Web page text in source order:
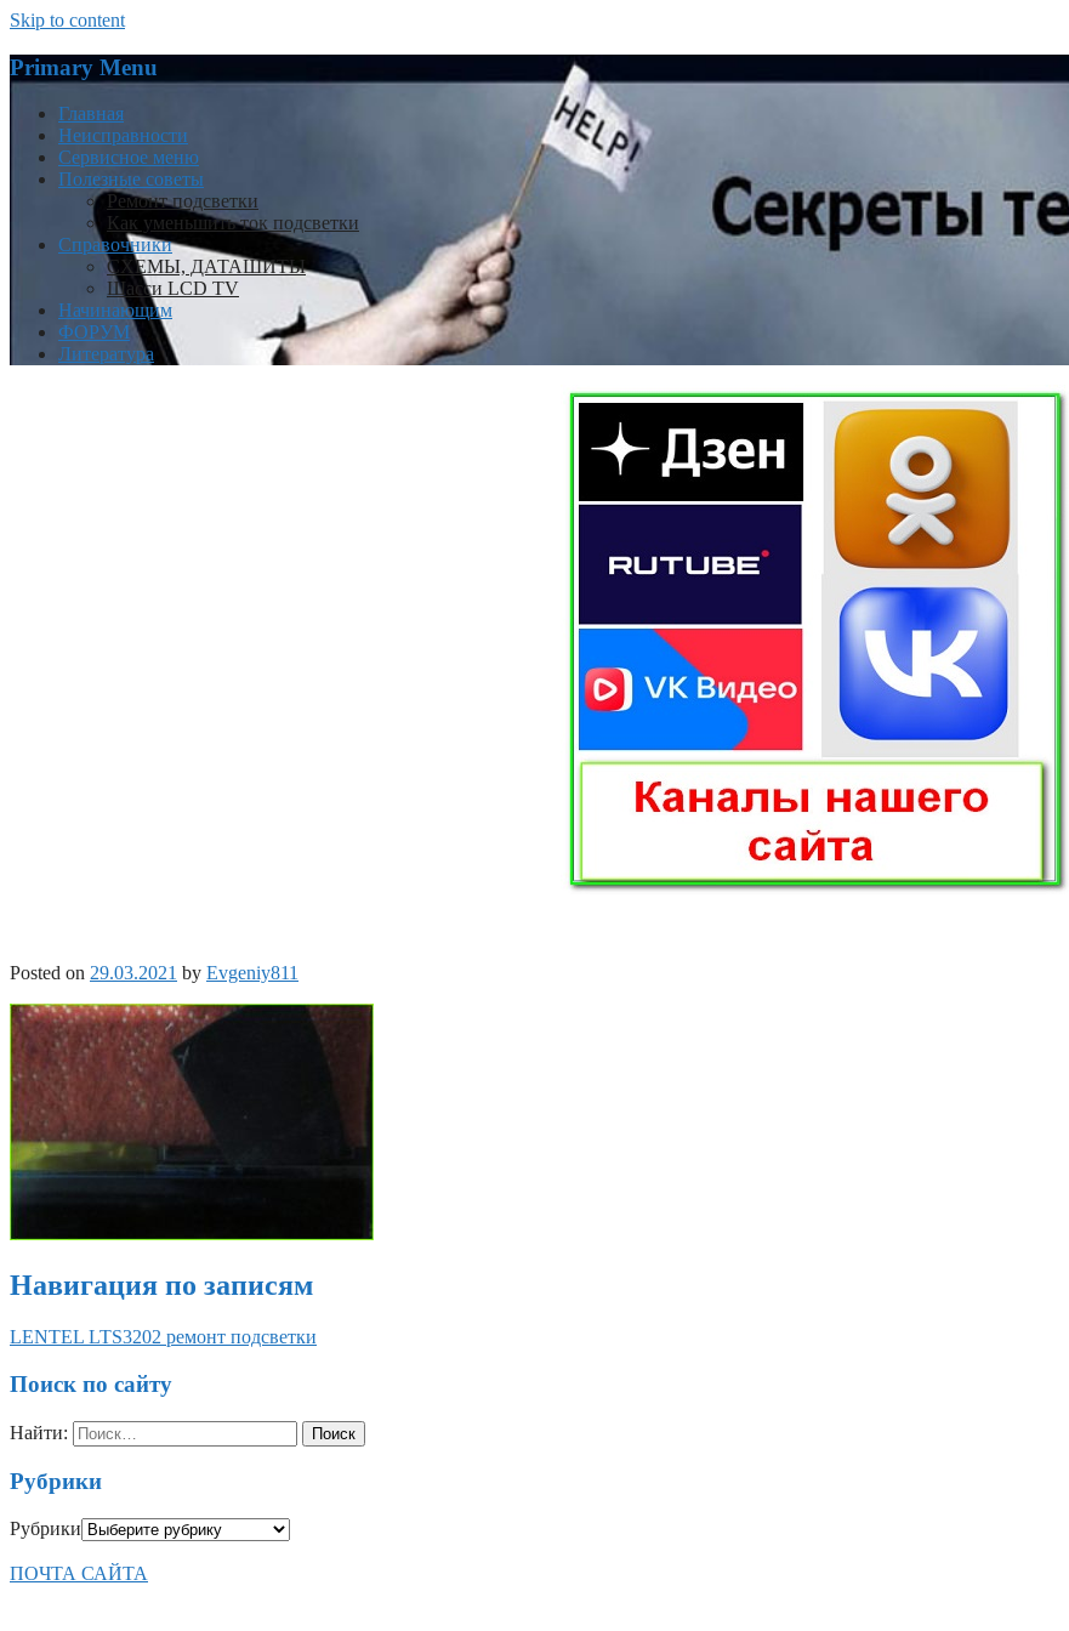
Skip to content
Primary Menu
Главная
Неисправности
Сервисное меню
Полезные советы
Ремонт подсветки
Как уменьшить ток подсветки
Справочники
СХЕМЫ, ДАТАШИТЫ
Шасси LCD TV
Начинающим
ФОРУМ
Литература
Posted on 29.03.2021 by Evgeniy811
Навигация по записям
LENTEL LTS3202 ремонт подсветки
Поиск по сайту
Найти:
Рубрики
Рубрики
ПОЧТА САЙТА